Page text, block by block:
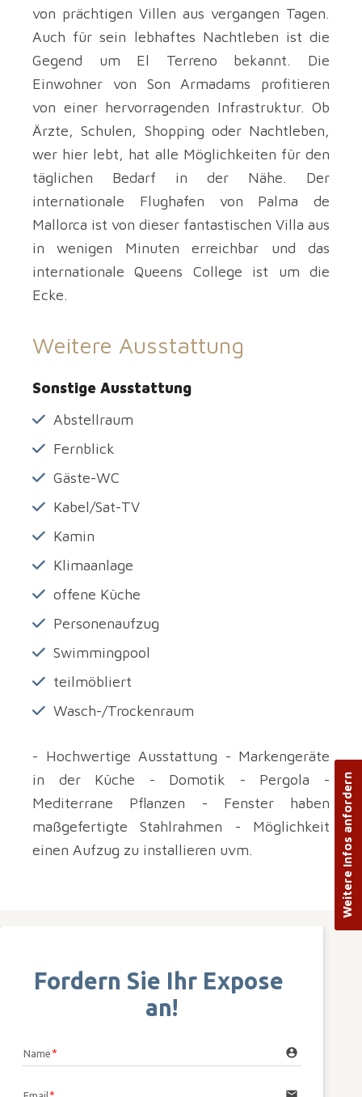
von prächtigen Villen aus vergangen Tagen.
Auch für sein lebhaftes Nachtleben ist die
Gegend um El Terreno bekannt. Die
Einwohner von Son Armadams profitieren
von einer hervorragenden Infrastruktur. Ob
Ärzte, Schulen, Shopping oder Nachtleben,
wer hier lebt, hat alle Möglichkeiten für den
täglichen Bedarf in der Nähe. Der
internationale Flughafen von Palma de
Mallorca ist von dieser fantastischen Villa aus
in wenigen Minuten erreichbar und das
internationale Queens College ist um die
Ecke.
Weitere Ausstattung
Sonstige Ausstattung
Abstellraum
Fernblick
Gäste-WC
Kabel/Sat-TV
Kamin
Klimaanlage
offene Küche
Personenaufzug
Swimmingpool
teilmöbliert
Wasch-/Trockenraum
- Hochwertige Ausstattung - Markengeräte
in der Küche - Domotik - Pergola -
Mediterrane Pflanzen - Fenster haben
maßgefertigte Stahlrahmen - Möglichkeit
einen Aufzug zu installieren uvm.
Fordern Sie Ihr Expose
an!
Name account_circle
email
Weitere Infos anfordern